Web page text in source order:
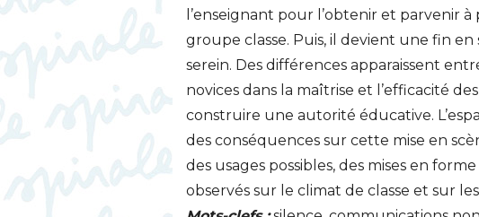
l’enseignant pour l’obtenir et parvenir à
groupe classe. Puis, il devient une fin
serein. Des différences apparaissent
novices dans la maîtrise et l’efficacité
construire une autorité éducative.
des conséquences sur cette mise en
des usages possibles, des mises en
observés sur le climat de classe et sur